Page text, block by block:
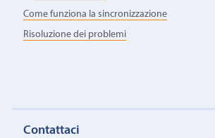
Come funziona la sincronizzazione
Risoluzione dei problemi
Contattaci